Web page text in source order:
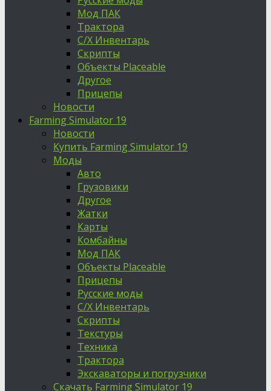
Мод ПАК
Трактора
С/Х Инвентарь
Скрипты
Объекты Placeable
Другое
Прицепы
Новости
Farming Simulator 19
Новости
Купить Farming Simulator 19
Моды
Авто
Грузовики
Другое
Жатки
Карты
Комбайны
Мод ПАК
Объекты Placeable
Прицепы
Русские моды
С/Х Инвентарь
Скрипты
Текстуры
Техника
Трактора
Экскаваторы и погрузчики
Скачать Farming Simulator 19